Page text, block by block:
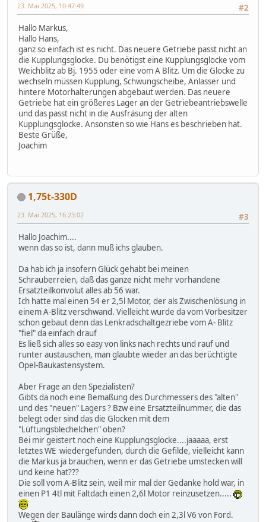
#2
23. Mai 2025, 10:47:49
Hallo Markus,
Hallo Hans,
ganz so einfach ist es nicht. Das neuere Getriebe passt nicht an
die Kupplungsglocke. Du benötigst eine Kupplungsglocke vom
Weichblitz ab Bj. 1955 oder eine vom A Blitz. Um die Glocke zu
wechseln müssen Kupplung, Schwungscheibe, Anlasser und
hintere Motorhalterungen abgebaut werden. Das neuere
Getriebe hat ein größeres Lager an der Getriebeantriebswelle
und das passt nicht in die Ausfräsung der alten
Kupplungsglocke. Ansonsten so wie Hans es beschrieben hat.
Beste Grüße,
Joachim
1,75t-330D
#3
23. Mai 2025, 16:23:02
Hallo Joachim....
wenn das so ist, dann muß ichs glauben.
Da hab ich ja insofern Glück gehabt bei meinen
Schrauberreien, daß das ganze nicht mehr vorhandene
Ersatzteilkonvolut alles ab 56 war.
Ich hatte mal einen 54 er 2,5l Motor, der als Zwischenlösung in
einem A-Blitz verschwand. Vielleicht wurde da vom Vorbesitzer
schon gebaut denn das Lenkradschaltgezriebe vom A- Blitz
"fiel" da einfach drauf
Es ließ sich alles so easy von links nach rechts und rauf und
runter austauschen, man glaubte wieder an das berüchtigte
Opel-Baukastensystem.
Aber Frage an den Spezialisten?
Gibts da noch eine Bemaßung des Durchmessers des "alten"
und des "neuen" Lagers ? Bzw eine Ersatzteilnummer, die das
belegt oder sind das die Glocken mit dem
"Lüftungsblechelchen" oben?
Bei mir geistert noch eine Kupplungsglocke....jaaaaa, erst
letztes WE wiedergefunden, durch die Gefilde, vielleicht kann
die Markus ja brauchen, wenn er das Getriebe umstecken will
und keine hat???
Die soll vom A-Blitz sein, weil mir mal der Gedanke hold war, in
einen P1 4tl mit Faltdach einen 2,6l Motor reinzusetzen.....
Wegen der Baulänge wirds dann doch ein 2,3l V6 von Ford.